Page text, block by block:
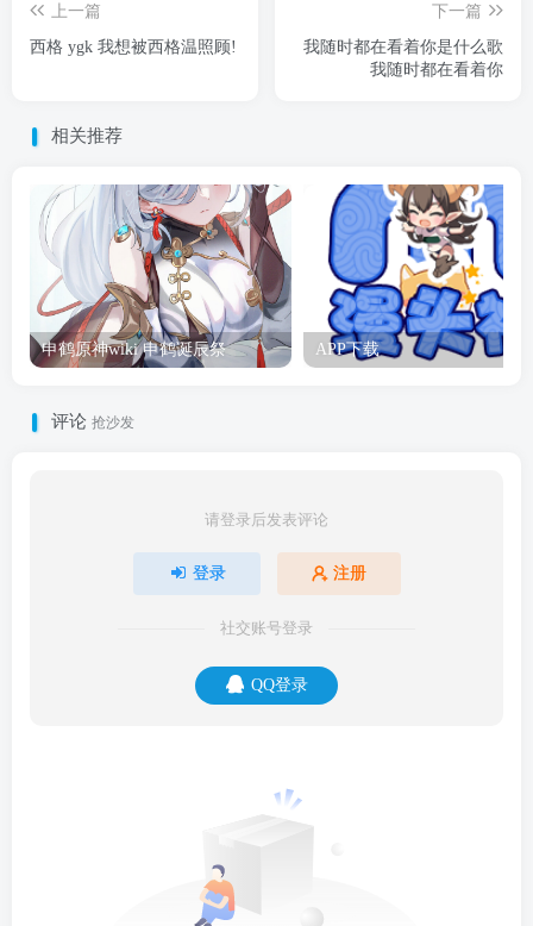
上一篇
西格 ygk 我想被西格温照顾!
下一篇
我随时都在看着你是什么歌
我随时都在看着你
相关推荐
申鹤原神wiki 申鹤诞辰祭 APP下载
评论 抢沙发
请登录后发表评论
登录 注册
社交账号登录
QQ登录